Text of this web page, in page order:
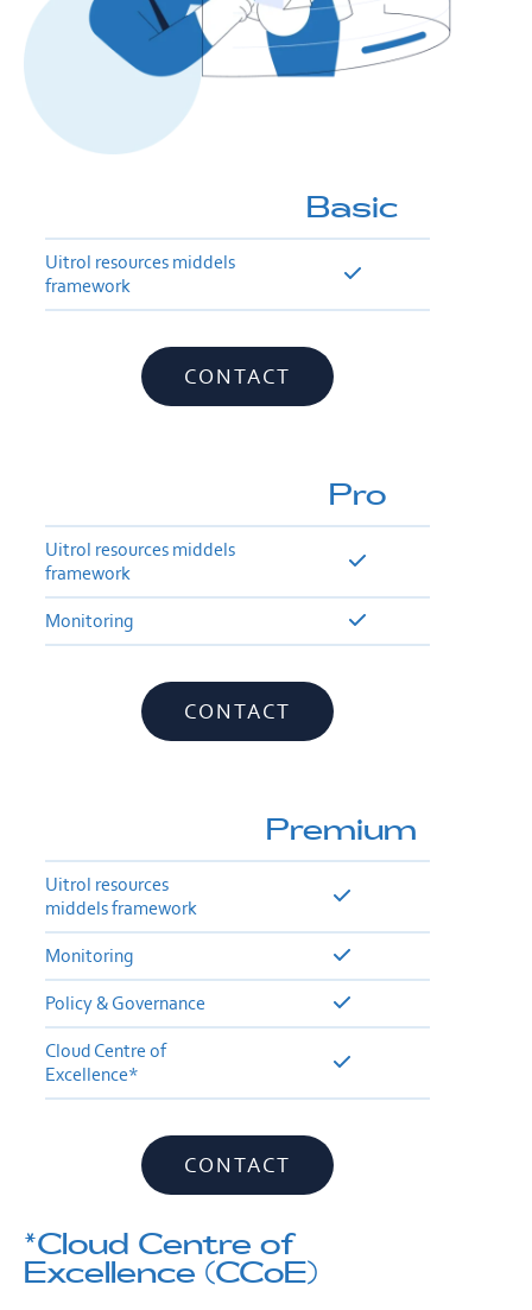
Basic
Uitrol resources middels
framework
CONTACT
Pro
Uitrol resources middels
framework
Monitoring
CONTACT
Premium
Uitrol resources
middels framework
Monitoring
Policy & Governance
Cloud Centre of
Excellence*
CONTACT
*Cloud Centre of
Excellence (CCoE)